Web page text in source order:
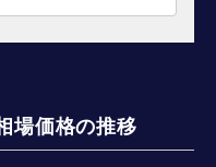
場価格の推移